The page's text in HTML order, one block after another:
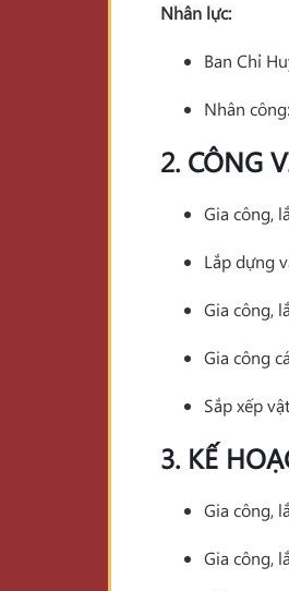
Nhân lực:
Ban Chỉ
Nhân
2. CÔNG
Gia công,
Lắp dựng
Gia công,
Gia công
Sắp xếp
3. KẾ
Gia công,
Gia công,